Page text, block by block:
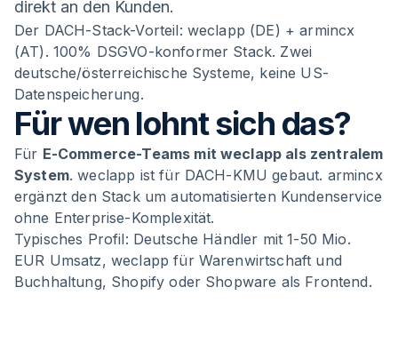
direkt an den Kunden.
Der DACH-Stack-Vorteil: weclapp (DE) + armincx
(AT). 100% DSGVO-konformer Stack. Zwei
deutsche/österreichische Systeme, keine US-
Datenspeicherung.
Für wen lohnt sich das?
Für E-Commerce-Teams mit weclapp als zentralem
System. weclapp ist für DACH-KMU gebaut. armincx
ergänzt den Stack um automatisierten Kundenservice
ohne Enterprise-Komplexität.
Typisches Profil: Deutsche Händler mit 1-50 Mio.
EUR Umsatz, weclapp für Warenwirtschaft und
Buchhaltung, Shopify oder Shopware als Frontend.